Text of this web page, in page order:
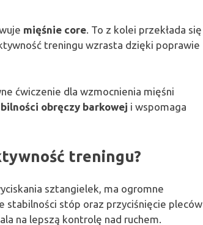
mięśnie core. To z kolei przekłada się
treningu wzrasta dzięki poprawie
ćwiczenie dla wzmocnienia mięśni
obręczy barkowej i wspomaga
treningu?
sztangielek, ma ogromne
stabilności stóp oraz przyciśnięcie pleców
na lepszą kontrolę nad ruchem.